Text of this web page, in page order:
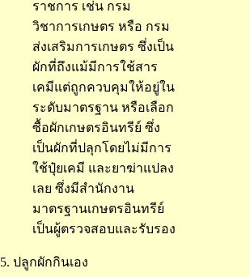
ราชการ เช่น กรม
วิชาการเกษตร หรือ กรม
ส่งเสริมการเกษตร ซึ่งเป็น
ผักที่ถึงแม้มีการใช้สาร
เคมีแต่ถูกควบคุมให้อยู่ใน
ระดับมาตรฐาน หรือเลือก
ซื้อผักเกษตรอินทรีย์ ซึ่ง
เป็นผักที่ปลุกโดยไม่มีการ
ใช้ปุ๋ยเคมี และยาฆ่าแปลง
เลย ซึ่งมีสำนักงาน
มาตรฐานเกษตรอินทรีย์
เป็นผู้ตรวจสอบและรับรอง
5. ปลูกผักกินเอง